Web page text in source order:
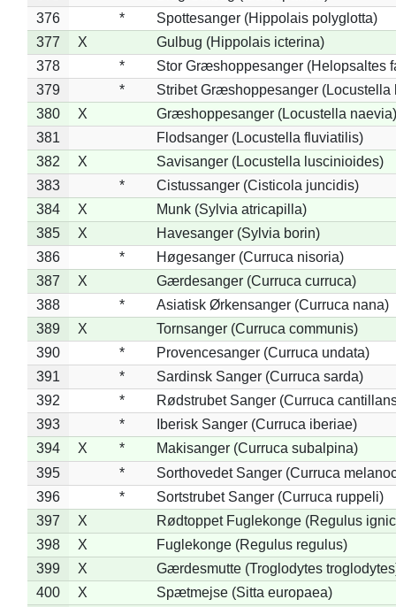
376
*
Spottesanger (Hippolais polyglotta)
377
X
Gulbug (Hippolais icterina)
378
*
Stor Græshoppesanger (Helopsaltes
379
*
Stribet Græshoppesanger (Locustella
380
X
Græshoppesanger (Locustella naevia)
381
Flodsanger (Locustella fluviatilis)
382
X
Savisanger (Locustella luscinioides)
383
*
Cistussanger (Cisticola juncidis)
384
X
Munk (Sylvia atricapilla)
385
X
Havesanger (Sylvia borin)
386
*
Høgesanger (Curruca nisoria)
387
X
Gærdesanger (Curruca curruca)
388
*
Asiatisk Ørkensanger (Curruca nana)
389
X
Tornsanger (Curruca communis)
390
*
Provencesanger (Curruca undata)
391
*
Sardinsk Sanger (Curruca sarda)
392
*
Rødstrubet Sanger (Curruca
393
*
Iberisk Sanger (Curruca iberiae)
394
X *
Makisanger (Curruca subalpina)
395
*
Sorthovedet Sanger (Curruca
396
*
Sortstrubet Sanger (Curruca ruppeli)
397
X
Rødtoppet Fuglekonge (Regulus
398
X
Fuglekonge (Regulus regulus)
399
X
Gærdesmutte (Troglodytes
400
X
Spætmejse (Sitta europaea)